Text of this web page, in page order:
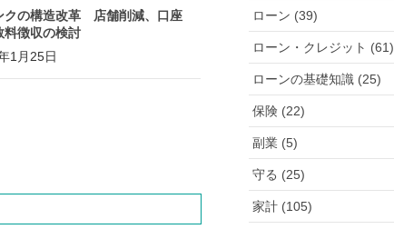
クの構造改革 店舗削減、口座
料徴収の検討
1月25日
ローン (39)
ローン・クレジット (61)
ローンの基礎知識 (25)
保険 (22)
副業 (5)
守る (25)
家計 (105)